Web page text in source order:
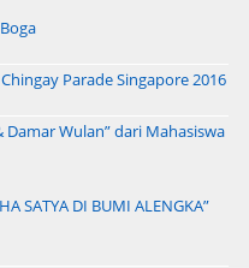
Parade Singapore 2016
Wulan” dari Mahasiswa
SATYA DI BUMI ALENGKA”